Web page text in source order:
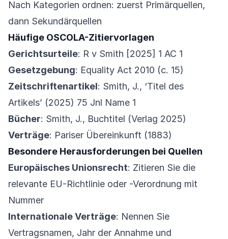
Nach Kategorien ordnen: zuerst Primärquellen,
dann Sekundärquellen
Häufige OSCOLA-Zitiervorlagen
Gerichtsurteile: R v Smith [2025] 1 AC 1
Gesetzgebung: Equality Act 2010 (c. 15)
Zeitschriftenartikel: Smith, J., ‘Titel des
Artikels’ (2025) 75 Jnl Name 1
Bücher: Smith, J., Buchtitel (Verlag 2025)
Verträge: Pariser Übereinkunft (1883)
Besondere Herausforderungen bei Quellen
Europäisches Unionsrecht: Zitieren Sie die
relevante EU-Richtlinie oder -Verordnung mit
Nummer
Internationale Verträge: Nennen Sie
Vertragsnamen, Jahr der Annahme und